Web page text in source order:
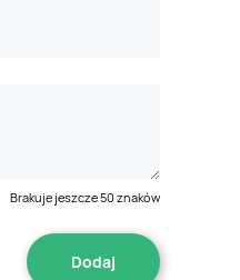
Brakuje jeszcze50 znaków